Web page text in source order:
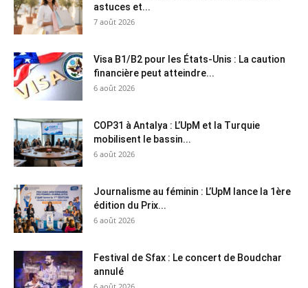
astuces et...
7 août 2026
Visa B1/B2 pour les États-Unis : La caution
financière peut atteindre...
6 août 2026
COP31 à Antalya : L’UpM et la Turquie
mobilisent le bassin...
6 août 2026
Journalisme au féminin : L’UpM lance la 1ère
édition du Prix...
6 août 2026
Festival de Sfax : Le concert de Boudchar
annulé